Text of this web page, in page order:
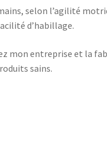
selon l’agilité
d’habillage.
mon entreprise et la
sains.